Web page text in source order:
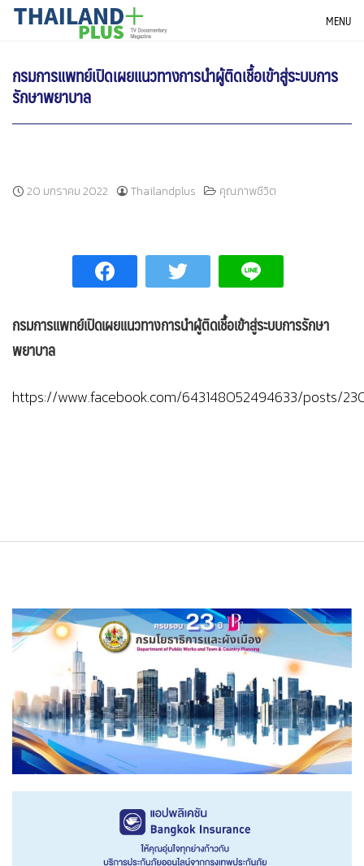
SkipTHAILANDPLUS NEWS MENU
กรมการแพทย์เปิดเผยแนวทางการนำผู้ติดเชื้อเข้าสู่ระบบการ
รักษาพยาบาล
20 มกราคม 2022 Thailandplus คุณภาพชีวิต
กรมการแพทย์เปิดเผยแนวทางการนำผู้ติดเชื้อเข้าสู่ระบบการรักษา
พยาบาล
https://www.facebook.com/643148052494633/posts/